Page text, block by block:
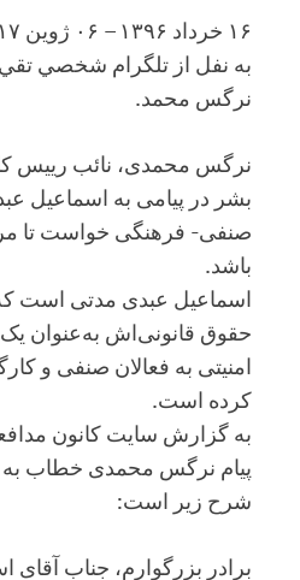
۱۶ خرداد ۱۳۹۶ – ۰۶ ژوين ٢٠١٧
به نفل از تلگرام شخصي
نرگس محمد.
نرگس محمدی، نائب رییس
بشر در پیامی به اسماعیل
صنفی- فرهنگی خواست تا
باشد.
اسماعیل عبدی مدتی است
حقوق قانونی‌اش به‌عنوان یک
امنیتی به فعالان صنفی و
کرده است.
به گزارش سایت کانون
پیام نرگس محمدی خطاب به
شرح زیر است:
برادر بزرگوارم، جناب آقای